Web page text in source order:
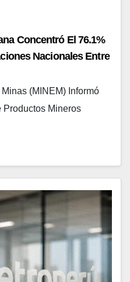
Concentró El 76.1%
Nacionales Entre
(MINEM) Informó
Productos Mineros